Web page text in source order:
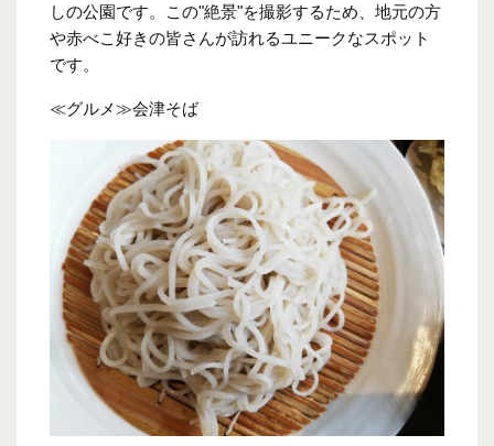
しの公園です。この"絶景"を撮影するため、地元の方
や赤べこ好きの皆さんが訪れるユニークなスポット
です。
≪グルメ≫会津そば